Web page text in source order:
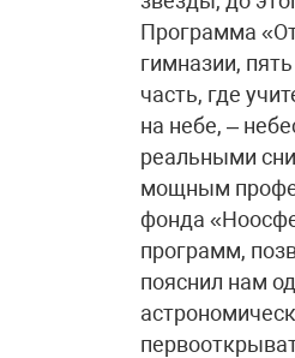
Программа
гимназии,
часть, где
на небе, –
реальными
мощным
фонда
программ,
пояснил нам